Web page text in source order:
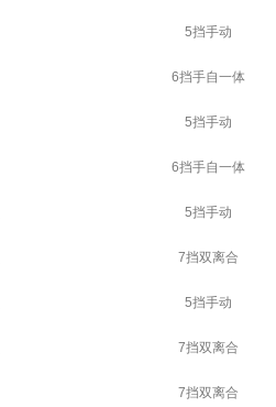
5挡手动
6挡手自一体
5挡手动
6挡手自一体
5挡手动
7挡双离合
5挡手动
7挡双离合
7挡双离合